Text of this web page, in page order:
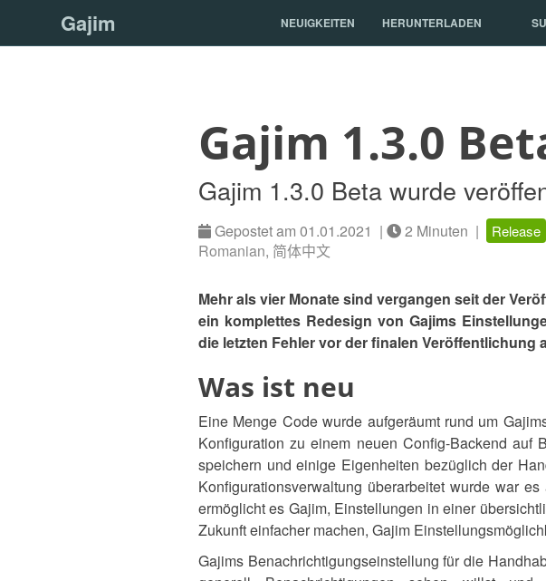
Gajim NEUIGKEITEN HERUNTERLADEN
Gajim 1.3.0
Gajim 1.3.0 Beta wurde
Gepostet am 01.01.2021 | 2 Minuten | Release
Romanian, 简体中文
Mehr als vier Monate sind vergangen seit der
ein komplettes Redesign von Gajims
die letzten Fehler vor der finalen
Was ist neu
Eine Menge Code wurde aufgeräumt rund um
Konfiguration zu einem neuen Config-Backend
speichern und einige Eigenheiten bezüglich der
Konfigurationsverwaltung überarbeitet wurde war
ermöglicht es Gajim, Einstellungen in einer
Zukunft einfacher machen, Gajim
Gajims Benachrichtigungseinstellung für die